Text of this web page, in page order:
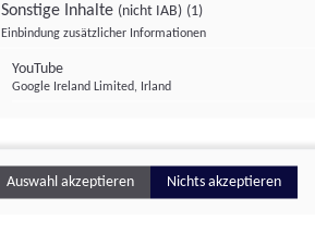
Sonstige Inhalte (nicht IAB) (1)
Einbindung zusätzlicher Informationen
YouTube
Google Ireland Limited, Irland
Auswahl akzeptieren Nichts akzeptieren